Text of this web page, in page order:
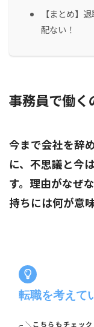
【まとめ】
配ない！
事務員で働く
今まで会社を辞
に、不思議と今
す。理由がなぜ
持ちには何が意
転職を考えて